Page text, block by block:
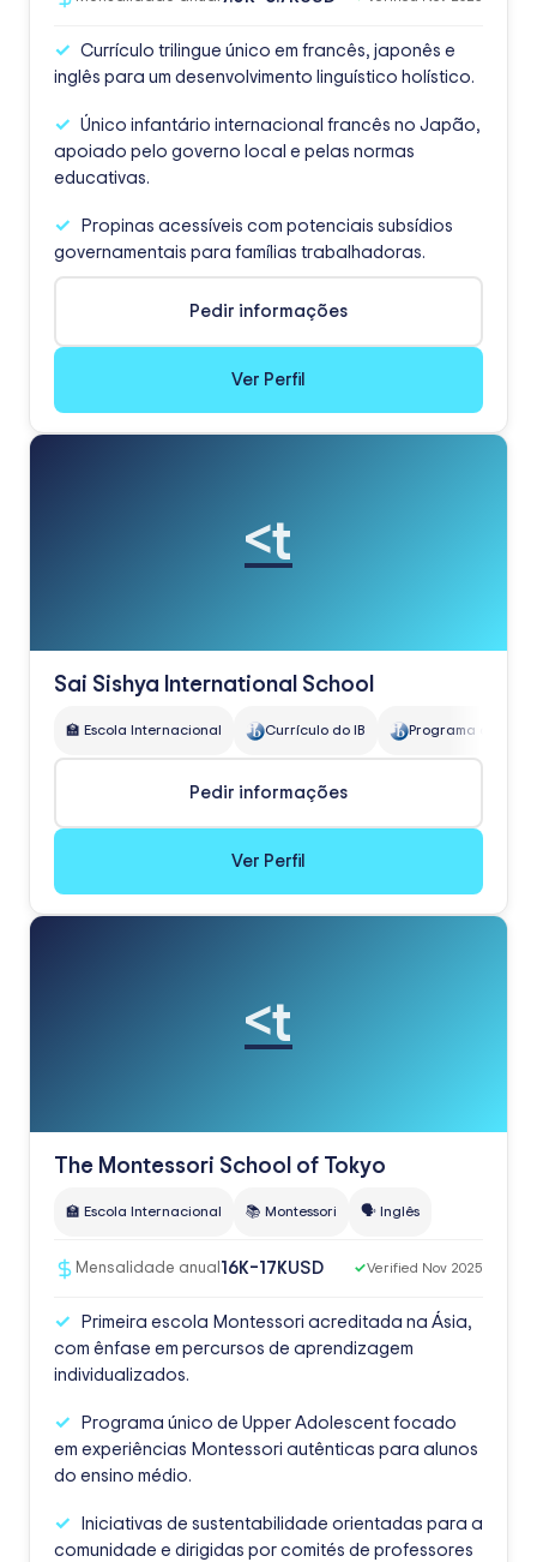
Currículo trilingue único em francês, japonês e
inglês para um desenvolvimento linguístico holístico.
Único infantário internacional francês no Japão,
apoiado pelo governo local e pelas normas
educativas.
Propinas acessíveis com potenciais subsídios
governamentais para famílias trabalhadoras.
Pedir informações
Ver Perfil
<t
Sai Sishya International School
🏫 Escola Internacional Currículo do IB Programa de Anos
Pedir informações
Ver Perfil
<t
The Montessori School of Tokyo
🏫 Escola Internacional 📚 Montessori 🗣️ Inglês
Mensalidade anual 16K–17KUSD ✓Verified Nov 2025
Primeira escola Montessori acreditada na Ásia,
com ênfase em percursos de aprendizagem
individualizados.
Programa único de Upper Adolescent focado
em experiências Montessori autênticas para alunos
do ensino médio.
Iniciativas de sustentabilidade orientadas para a
comunidade e dirigidas por comités de professores